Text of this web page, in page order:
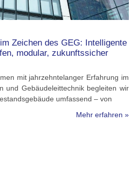
Zeichen des GEG: Intelligente
modular, zukunftssicher
mit jahrzehntelanger Erfahrung im
und Gebäudeleittechnik begleiten wir
umfassend – von
Mehr erfahren »